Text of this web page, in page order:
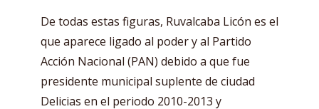
De todas estas figuras, Ruvalcaba Licón es el
que aparece ligado al poder y al Partido
Acción Nacional (PAN) debido a que fue
presidente municipal suplente de ciudad
Delicias en el periodo 2010-2013 y